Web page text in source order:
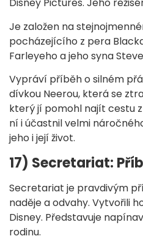
Disney Pictures. Jeho
Je založen na
pocházejícího z pera
Farleyeho a jeho syna
Vypráví příběh o silném
dívkou Neerou, která se
který jí pomohl najít cestu
ní i účastnil velmi
jeho i její život.
17) Secretariat:
Secretariat je pravdivým
naděje a odvahy. Vytvořili
Disney. Představuje
rodinu.